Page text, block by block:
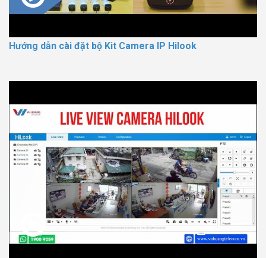
Hướng dẫn cài đặt bộ Kit Camera IP Hilook